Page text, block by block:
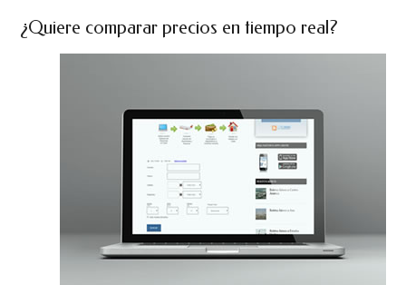
¿Quiere comparar precios en tiempo real?